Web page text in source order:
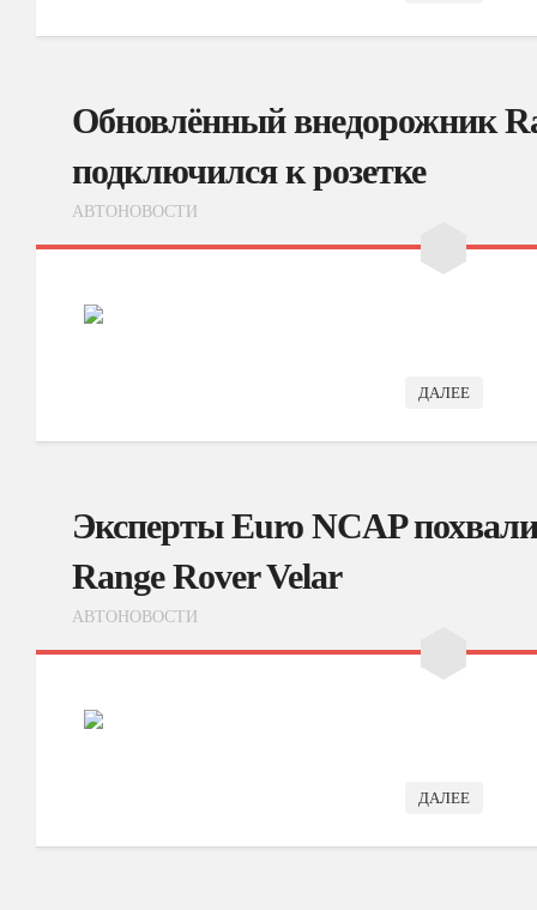
Обновлённый внедорожник
подключился к розетке
АВТОНОВОСТИ
ДАЛЕЕ
Эксперты Euro NCAP
Range Rover Velar
АВТОНОВОСТИ
ДАЛЕЕ